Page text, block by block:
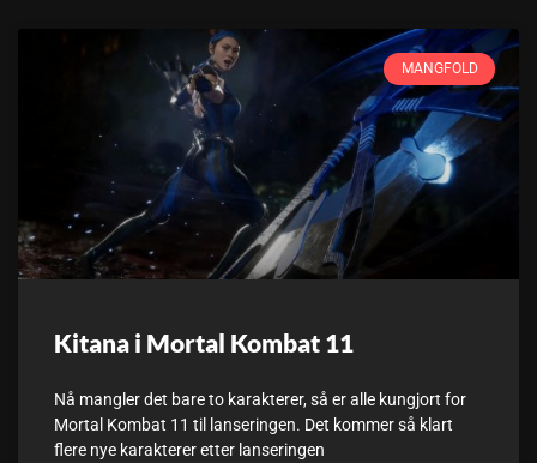
MANGFOLD
Kitana i Mortal Kombat 11
Nå mangler det bare to karakterer, så er alle kungjort for
Mortal Kombat 11 til lanseringen. Det kommer så klart
flere nye karakterer etter lanseringen